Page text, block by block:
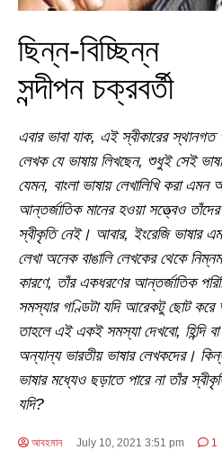
ছিন্ন-বিচ্ছিন্ন
সন্দীপন চক্রবর্তী
এবার ভাবা যাক, এই স্বীকারের
লেখক যে ভাষায় লিখছেন, শুধুই সেই
যেমন, বাংলা ভাষায় লেখালিখি করা
আন্তর্জাতিক মানের হওয়া সত্ত্বেও
স্বীকৃতি নেই। আবার, ইংরেজি ভাষার
লেখা অনেক বাঙালি লেখকের থেকে
কারণে, তাঁর একধরণের আন্তর্জাতিক
সমস্যার গণ্ডিটা যদি আরেকটু ছোট
তাহলে এই একই সমস্যা দেখবো, হিন্দি বা
অন্যান্য ভারতীয় ভাষার লেখকদের।
ভাষার মধ্যেও ছড়াতে পারে না তাঁর
যদি?
আবহমান July 10, 2021 3:51 pm 1